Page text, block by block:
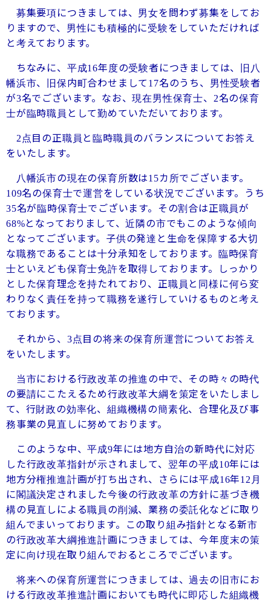
募集要項につきましては、男女を問わず募集をしてお
りますので、男性にも積極的に受験をしていただければ
と考えております。
ちなみに、平成16年度の受験者につきましては、旧八
幡浜市、旧保内町合わせまして 17名のうち、男性受験者
が3名でございます。なお、現在男性保育士、 2名の保育
士が臨時職員として勤めていただいております。
2 点目の正職員と臨時職員のバランスについてお答え
をいたします。
八幡浜市の現在の保育所数は15カ所でございます。
109名の保育士で運営をしている状況でございます。うち
35名が臨時保育士でございます。その割合は正職員が
68%となっておりまして、近隣の市でもこのような傾向
となってございます。子供の発達と生命を保障する大切
な職務であることは十分承知をしております。臨時保育
士といえども保育士免許を取得しております。しっかり
とした保育理念を持たれており、正職員と同様に何ら変
わりなく責任を持って職務を遂行していけるものと考え
ております。
それから、
3点目の将来の保育所運営についてお答え
をいたします。
当市における行政改革の推進の中で、その時々の時代
の要請にこたえるため行政改革大綱を策定をいたしまし
て、行財政の効率化、組織機構の簡素化、合理化及び事
務事業の見直しに努めております。
このような中、平成9年には地方自治の新時代に対応
した行政改革指針が示されまして、翌年の平成10年には
地方分権推進計画が打ち出され、さらには平成16年12 月
に閣議決定されました今後の行政改革の方針に基づき機
構の見直しによる職員の削減、業務の委託化などに取り
組んでまいっております。この取り組み指針となる新市
の行政改革大綱推進計画につきましては、今年度末の策
定に向け現在取り組んでおるところでございます。
将来への保育所運営につきましては、過去の旧市にお
ける行政改革推進計画においても時代に即応した組織機